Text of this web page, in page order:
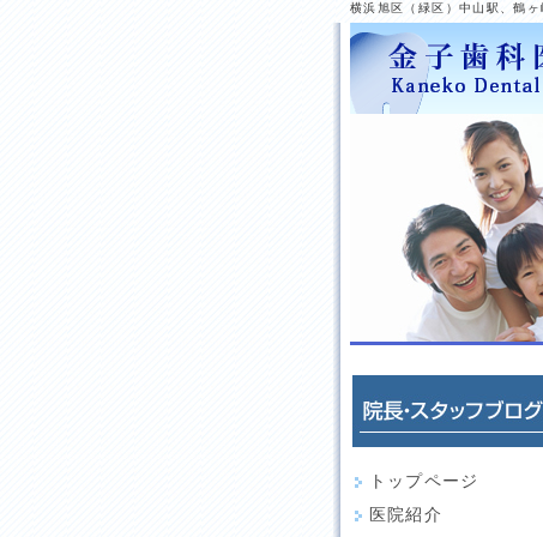
横浜旭区（緑区）中山駅、鶴
トップページ
医院紹介